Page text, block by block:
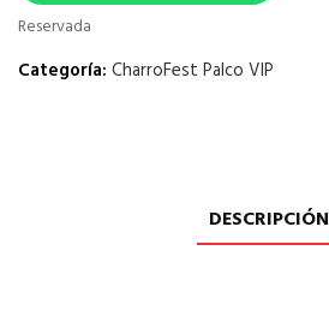
Reservada
Categoría: CharroFest Palco VIP
DESCRIPCIÓN